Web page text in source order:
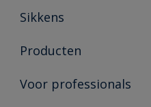
Sikkens
Over Sikkens
Duurzaamheid
Producten
Producten voor binnen
Voor professionals